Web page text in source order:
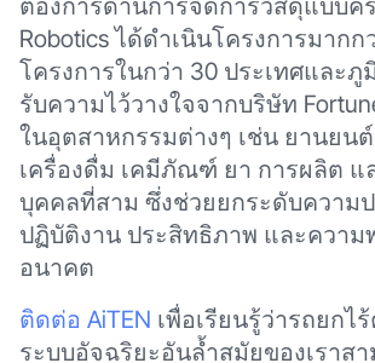
ต้องการด้านการจัดการวัสดุแบบคร
Robotics ได้ดำเนินโครงการมากก
โครงการในกว่า 30 ประเทศและ
รับความไว้วางใจจากบริษัท
ในอุตสาหกรรมต่างๆ เช่น ยานยน
เครื่องดื่ม เคมีภัณฑ์ ยา การผลิต แ
บุคคลที่สาม ซึ่งช่วยยกระดับความ
ปฏิบัติงาน ประสิทธิภาพ และความ
อนาคต
ติดต่อ AiTEN เพื่อเรียนรู้ว่ารถยกไ
ระบบอัจฉริยะอันล้ำสมัยของเราส